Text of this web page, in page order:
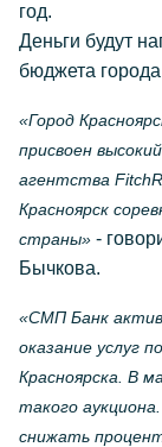
год.
Деньги будут
бюджета
«Город
присвоен
агентства
Красноярск
страны» -
Бычкова.
«СМП Банк
оказание услуг
Красноярска. В
такого
снижать